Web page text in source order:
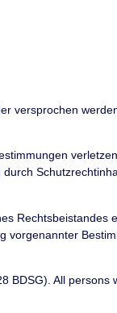
versprochen
Rechtsbeistandes
vorgenannter
BDSG). All